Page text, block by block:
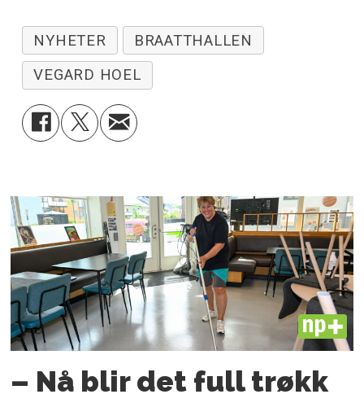
NYHETER
BRAATTHALLEN
VEGARD HOEL
PLUS
– Nå blir det full trøkk